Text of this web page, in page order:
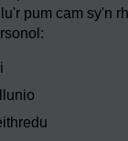
pum cam sy'n